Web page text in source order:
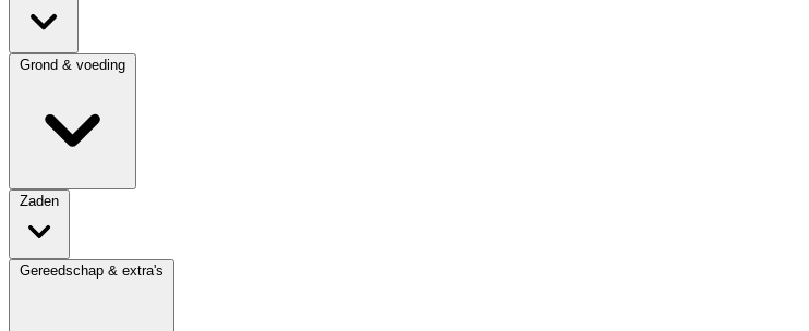
Grond & voeding
Zaden
Gereedschap & extra's